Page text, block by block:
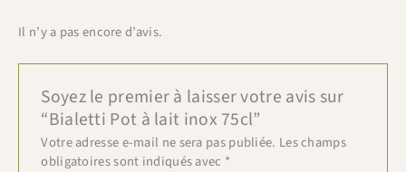
Il n’y a pas encore d’avis.
Soyez le premier à laisser votre avis sur
“Bialetti Pot à lait inox 75cl”
Votre adresse e-mail ne sera pas publiée. Les champs
obligatoires sont indiqués avec *